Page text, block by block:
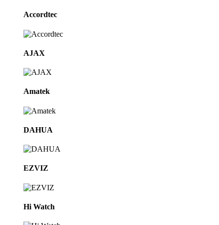
Accordtec
AJAX
Amatek
DAHUA
EZVIZ
Hi Watch